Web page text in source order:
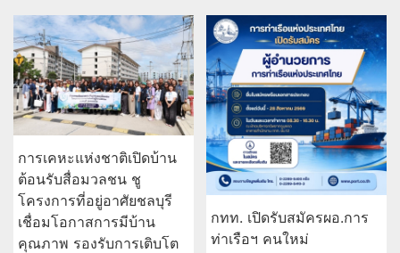
การเคหะแห่งชาติเปิดบ้าน
ต้อนรับสื่อมวลชน ชู
โครงการที่อยู่อาศัยชลบุรี
เชื่อมโอกาสการมีบ้าน
คุณภาพ รองรับการเติบโต
กทท. เปิดรับสมัครผอ.การ
ท่าเรือฯ คนใหม่